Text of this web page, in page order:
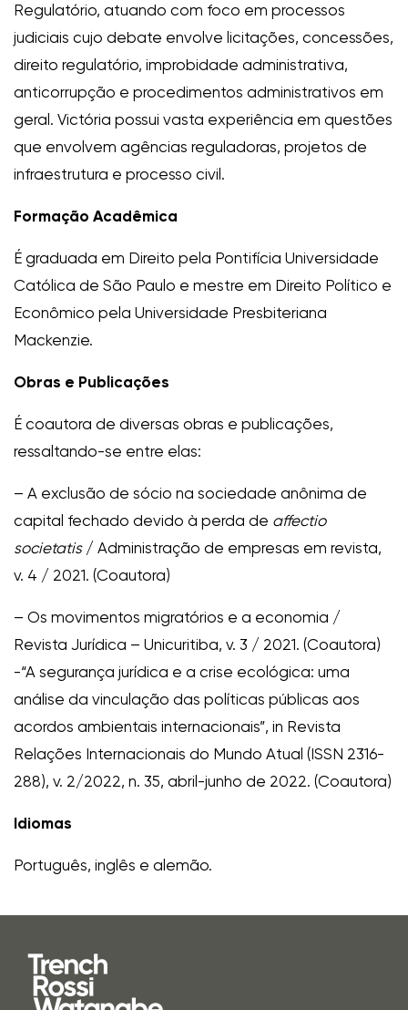
Regulatório, atuando com foco em processos
judiciais cujo debate envolve licitações, concessões,
direito regulatório, improbidade administrativa,
anticorrupção e procedimentos administrativos em
geral. Victória possui vasta experiência em questões
que envolvem agências reguladoras, projetos de
infraestrutura e processo civil.
Formação Acadêmica
É graduada em Direito pela Pontifícia Universidade
Católica de São Paulo e mestre em Direito Político e
Econômico pela Universidade Presbiteriana
Mackenzie.
Obras e Publicações
É coautora de diversas obras e publicações,
ressaltando-se entre elas:
– A exclusão de sócio na sociedade anônima de
capital fechado devido à perda de affectio
societatis/ Administração de empresas em revista,
v. 4 / 2021. (Coautora)
– Os movimentos migratórios e a economia /
Revista Jurídica – Unicuritiba, v. 3 / 2021. (Coautora)
-“A segurança jurídica e a crise ecológica: uma
análise da vinculação das políticas públicas aos
acordos ambientais internacionais”, in Revista
Relações Internacionais do Mundo Atual (ISSN 2316-
288), v. 2/2022, n. 35, abril-junho de 2022. (Coautora)
Idiomas
Português, inglês e alemão.